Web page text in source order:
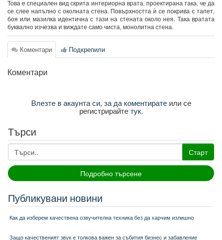
Това е специален вид скрита интериорна врата, проектирана така, че да
се слее напълно с околната стена. Повърхността ѝ се покрива с тапет,
боя или мазилка идентична с тази на стената около нея. Така вратата
буквално изчезва и виждате само чиста, монолитна стена.
Коментари Подкрепили
Коментари
Влезте в акаунта си, за да коментиратеили се
регистрирайтетук.
Търси
Старт
Подробно търсене
Публикувани новини
Как да изберем качествена озвучителна техника без да харчим излишно
Защо качественият звук е толкова важен за събития бизнес и забавление